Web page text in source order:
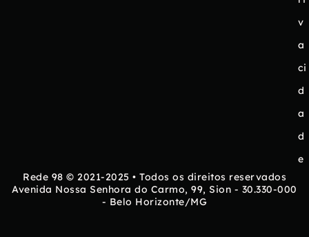
v
a
ci
d
a
d
e
Rede 98 © 2021-2025 • Todos os direitos reservados
Avenida Nossa Senhora do Carmo, 99, Sion - 30.330-000
- Belo Horizonte/MG